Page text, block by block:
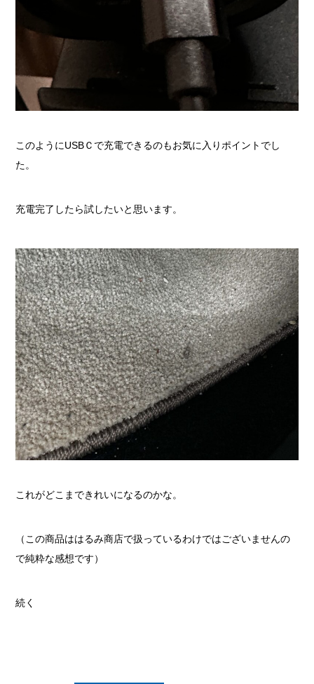
このようにUSBＣで充電できるのもお気に入りポイントでし
た。
充電完了したら試したいと思います。
これがどこまできれいになるのかな。
（この商品ははるみ商店で扱っているわけではございませんの
で純粋な感想です）
続く